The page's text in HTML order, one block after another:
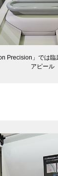
Precision」では臨
アピール